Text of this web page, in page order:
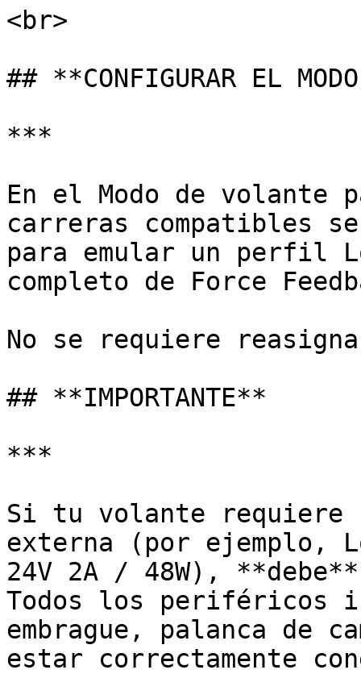
﻿<br>
## **CONFIGURAR EL
***
En el Modo de volante
carreras compatibles
para emular un perfil
completo de Force
No se requiere
## **IMPORTANTE**
***
Si tu volante requiere
externa (por ejemplo,
24V 2A / 48W),
Todos los periféricos
embrague, palanca de
estar correctamente